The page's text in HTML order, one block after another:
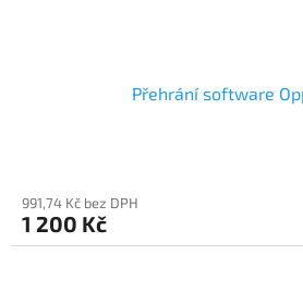
Přehrání software
991,74 Kč bez DPH
1 200 Kč